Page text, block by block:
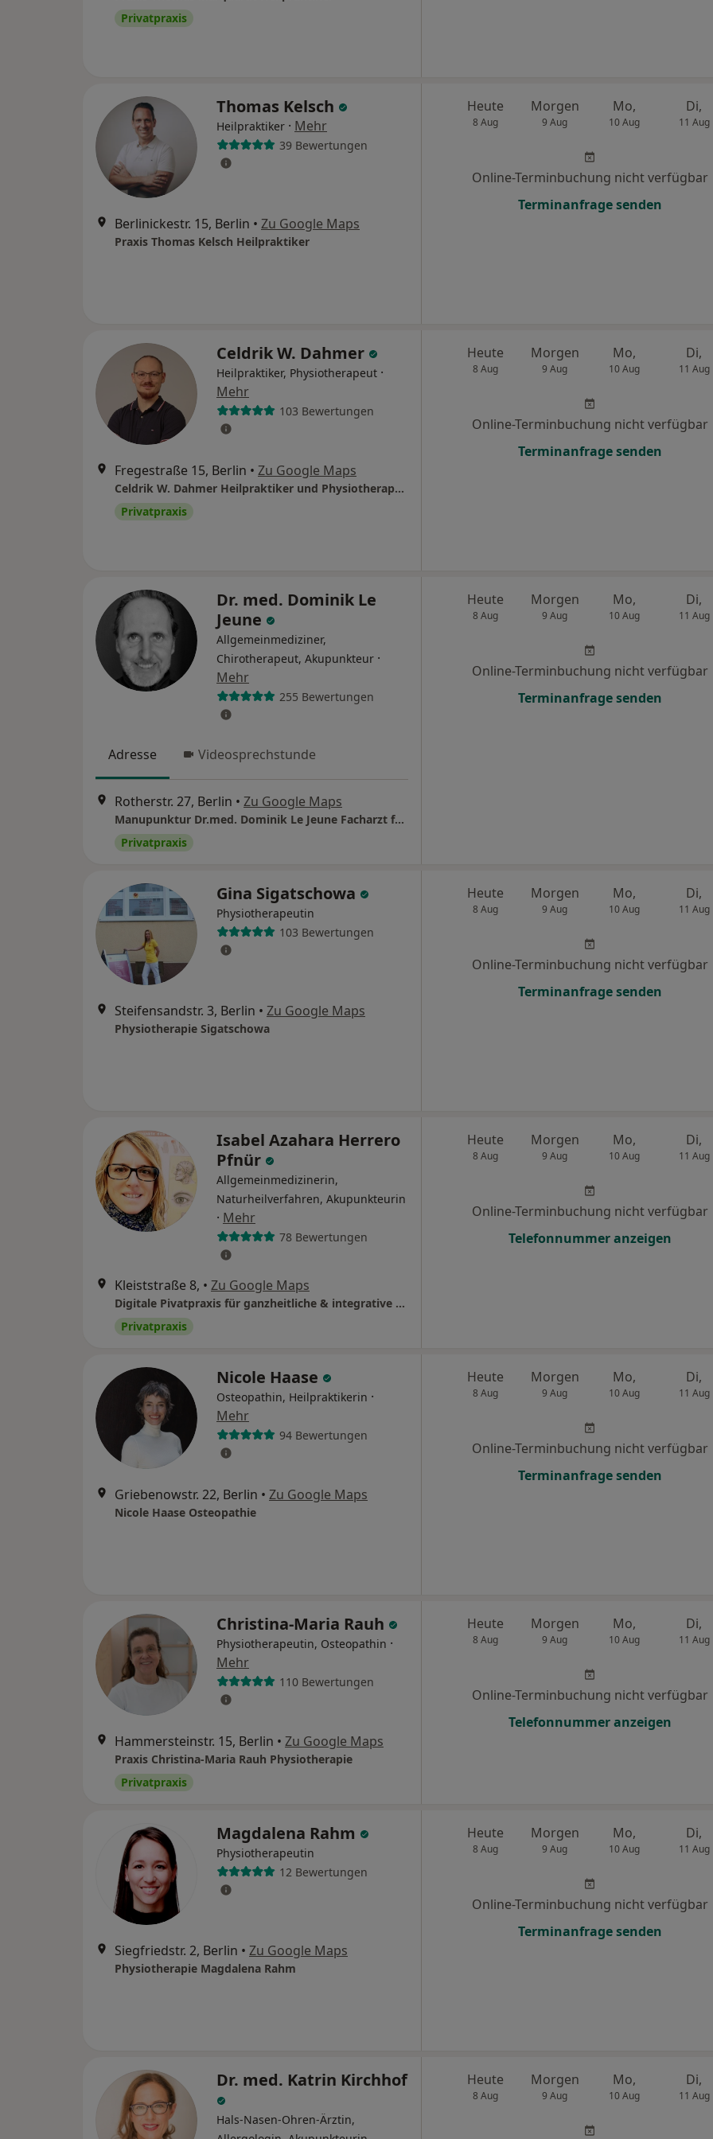
Privatpraxis
Thomas Kelsch
Heilpraktiker · Mehr
39 Bewertungen
Berlinickestr. 15, Berlin • Zu Google Maps
Praxis Thomas Kelsch Heilpraktiker
Heute
8 Aug
Morgen
9 Aug
Mo,
10 Aug
Di,
11 Aug
Online-Terminbuchung nicht verfügbar
Terminanfrage senden
Celdrik W. Dahmer
Heilpraktiker, Physiotherapeut ·
Mehr
103 Bewertungen
Fregestraße 15, Berlin • Zu Google Maps
Celdrik W. Dahmer Heilpraktiker und Physiotherapeut
Privatpraxis
Heute
8 Aug
Morgen
9 Aug
Mo,
10 Aug
Di,
11 Aug
Online-Terminbuchung nicht verfügbar
Terminanfrage senden
Dr. med. Dominik Le
Jeune
Allgemeinmediziner,
Chirotherapeut, Akupunkteur ·
Mehr
255 Bewertungen
Adresse Videosprechstunde
Rotherstr. 27, Berlin • Zu Google Maps
Manupunktur Dr.med. Dominik Le Jeune Facharzt für Allgemeinmedizin
Privatpraxis
Heute
8 Aug
Morgen
9 Aug
Mo,
10 Aug
Di,
11 Aug
Online-Terminbuchung nicht verfügbar
Terminanfrage senden
Gina Sigatschowa
Physiotherapeutin
103 Bewertungen
Steifensandstr. 3, Berlin • Zu Google Maps
Physiotherapie Sigatschowa
Heute
8 Aug
Morgen
9 Aug
Mo,
10 Aug
Di,
11 Aug
Online-Terminbuchung nicht verfügbar
Terminanfrage senden
Isabel Azahara Herrero
Pfnür
Allgemeinmedizinerin,
Naturheilverfahren, Akupunkteurin
· Mehr
78 Bewertungen
Kleiststraße 8, • Zu Google Maps
Digitale Pivatpraxis für ganzheitliche & integrative Medizin in Köln
Privatpraxis
Heute
8 Aug
Morgen
9 Aug
Mo,
10 Aug
Di,
11 Aug
Online-Terminbuchung nicht verfügbar
Telefonnummer anzeigen
Nicole Haase
Osteopathin, Heilpraktikerin ·
Mehr
94 Bewertungen
Griebenowstr. 22, Berlin • Zu Google Maps
Nicole Haase Osteopathie
Heute
8 Aug
Morgen
9 Aug
Mo,
10 Aug
Di,
11 Aug
Online-Terminbuchung nicht verfügbar
Terminanfrage senden
Christina-Maria Rauh
Physiotherapeutin, Osteopathin ·
Mehr
110 Bewertungen
Hammersteinstr. 15, Berlin • Zu Google Maps
Praxis Christina-Maria Rauh Physiotherapie
Privatpraxis
Heute
8 Aug
Morgen
9 Aug
Mo,
10 Aug
Di,
11 Aug
Online-Terminbuchung nicht verfügbar
Telefonnummer anzeigen
Magdalena Rahm
Physiotherapeutin
12 Bewertungen
Siegfriedstr. 2, Berlin • Zu Google Maps
Physiotherapie Magdalena Rahm
Heute
8 Aug
Morgen
9 Aug
Mo,
10 Aug
Di,
11 Aug
Online-Terminbuchung nicht verfügbar
Terminanfrage senden
Dr. med. Katrin Kirchhof
Hals-Nasen-Ohren-Ärztin,
Heute
8 Aug
Morgen
9 Aug
Mo,
10 Aug
Di,
11 Aug